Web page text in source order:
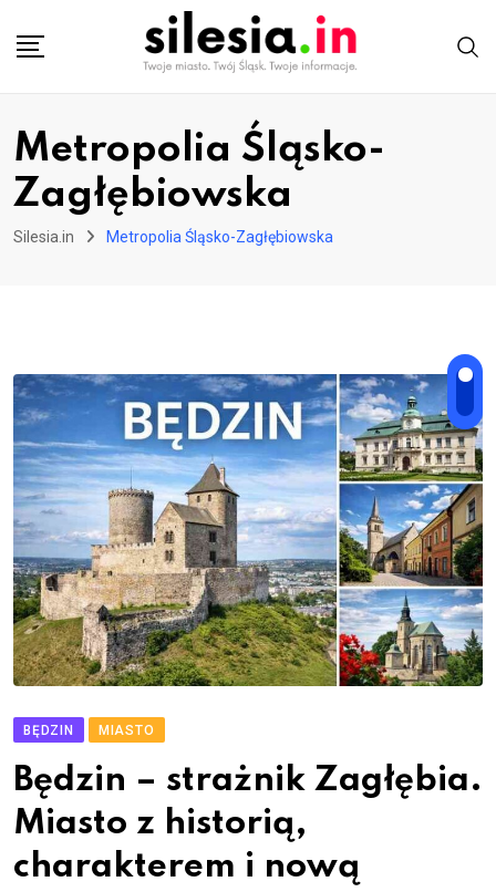
Metropolia Śląsko-
Zagłębiowska
Silesia.in Metropolia Śląsko-Zagłębiowska
BĘDZIN MIASTO
Będzin – strażnik Zagłębia.
Miasto z historią,
charakterem i nową